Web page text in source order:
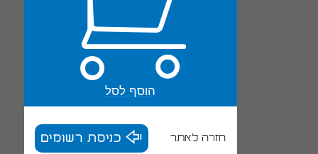
הוסף לסל
חזרה לאתר כניסת רשומים